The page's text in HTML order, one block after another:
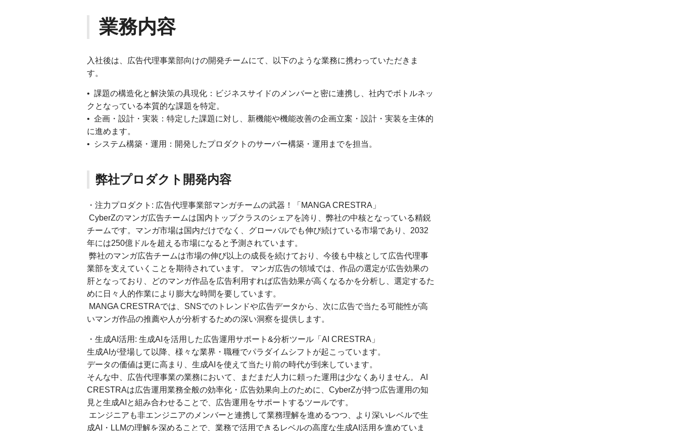
業務内容
入社後は、広告代理事業部向けの開発チームにて、以下のような業務に携わっていただきま
す。
• 課題の構造化と解決策の具現化：ビジネスサイドのメンバーと密に連携し、社内でボトルネッ
クとなっている本質的な課題を特定。
• 企画・設計・実装：特定した課題に対し、新機能や機能改善の企画立案・設計・実装を主体的
に進めます。
• システム構築・運用：開発したプロダクトのサーバー構築・運用までを担当。
弊社プロダクト開発内容
・注力プロダクト: 広告代理事業部マンガチームの武器！「MANGA CRESTRA」
CyberZのマンガ広告チームは国内トップクラスのシェアを誇り、弊社の中核となっている精鋭
チームです。マンガ市場は国内だけでなく、グローバルでも伸び続けている市場であり、2032
年には250億ドルを超える市場になると予測されています。
弊社のマンガ広告チームは市場の伸び以上の成長を続けており、今後も中核として広告代理事
業部を支えていくことを期待されています。 マンガ広告の領域では、作品の選定が広告効果の
肝となっており、どのマンガ作品を広告利用すれば広告効果が高くなるかを分析し、選定するた
めに日々人的作業により膨大な時間を要しています。
MANGA CRESTRAでは、SNSでのトレンドや広告データから、次に広告で当たる可能性が高
いマンガ作品の推薦や人が分析するための深い洞察を提供します。
・生成AI活用: 生成AIを活用した広告運用サポート&分析ツール「AI CRESTRA」
生成AIが登場して以降、様々な業界・職種でパラダイムシフトが起こっています。
データの価値は更に高まり、生成AIを使えて当たり前の時代が到来しています。
そんな中、広告代理事業の業務において、まだまだ人力に頼った運用は少なくありません。 AI
CRESTRAは広告運用業務全般の効率化・広告効果向上のために、CyberZが持つ広告運用の知
見と生成AIと組み合わせることで、広告運用をサポートするツールです。
エンジニアも非エンジニアのメンバーと連携して業務理解を進めるつつ、より深いレベルで生
成AI・LLMの理解を深めることで、業務で活用できるレベルの高度な生成AI活用を進めていま